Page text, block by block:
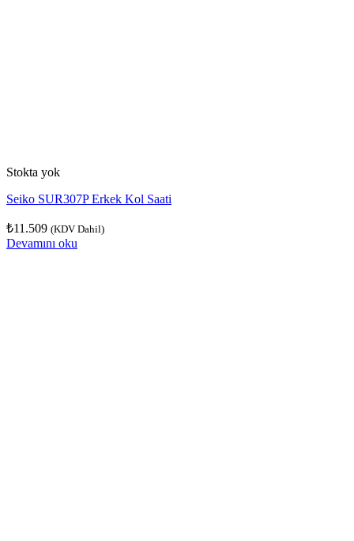
Stokta yok
Seiko SUR307P Erkek Kol Saati
₺11.509 (KDV Dahil)
Devamını oku